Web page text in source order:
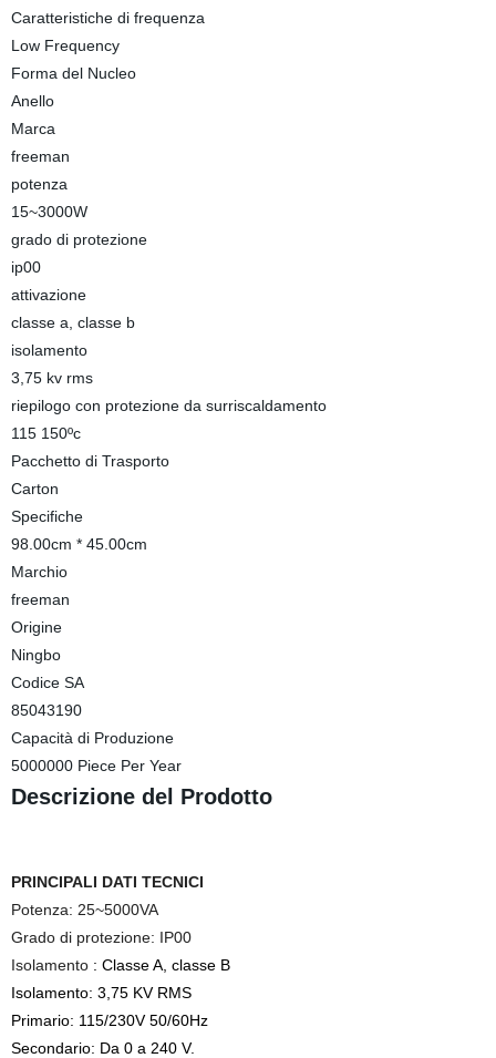
Caratteristiche di frequenza
Low Frequency
Forma del Nucleo
Anello
Marca
freeman
potenza
15~3000W
grado di protezione
ip00
attivazione
classe a, classe b
isolamento
3,75 kv rms
riepilogo con protezione da surriscaldamento
115 150ºc
Pacchetto di Trasporto
Carton
Specifiche
98.00cm * 45.00cm
Marchio
freeman
Origine
Ningbo
Codice SA
85043190
Capacità di Produzione
5000000 Piece Per Year
Descrizione del Prodotto
PRINCIPALI DATI TECNICI
Potenza: 25~5000VA
Grado di protezione: IP00
Isolamento : Classe A, classe B
Isolamento: 3,75 KV RMS
Primario: 115/230V 50/60Hz
Secondario: Da 0 a 240 V.